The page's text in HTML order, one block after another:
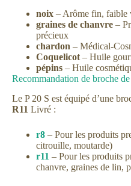
noix – Arôme fin, faible
graines de chanvre –
précieux
chardon – Médical-
Coquelicot– Huile
pépins – Huile
Recommandation de broche de
Le P 20 S est équipé d’une
R11 Livré :
r8 – Pour les produits
citrouille, moutarde)
r11 – Pour les produits
chanvre, graines de lin,